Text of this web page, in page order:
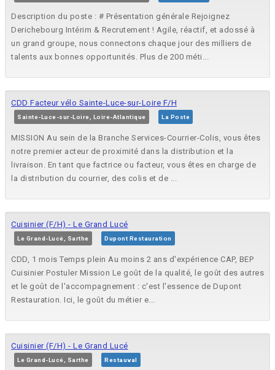
Description du poste : # Présentation générale Rejoignez
Derichebourg Intérim & Recrutement ! Agile, réactif, et adossé à
un grand groupe, nous connectons chaque jour des milliers de
talents aux bonnes opportunités. Plus de 200 méti...
CDD Facteur vélo Sainte-Luce-sur-Loire F/H
Sainte-Luce-sur-Loire, Loire-Atlantique La Poste
MISSION Au sein de la Branche Services-Courrier-Colis, vous êtes
notre premier acteur de proximité dans la distribution et la
livraison. En tant que factrice ou facteur, vous êtes en charge de
la distribution du courrier, des colis et de ...
Cuisinier (F/H) - Le Grand Lucé
Le Grand-Lucé, Sarthe Dupont Restauration
CDD, 1 mois Temps plein Au moins 2 ans d'expérience CAP, BEP
Cuisinier Postuler Mission Le goût de la qualité, le goût des autres
et le goût de l'accompagnement : c'est l'essence de Dupont
Restauration. Ici, le goût du métier e...
Cuisinier (F/H) - Le Grand Lucé
Le Grand-Lucé, Sarthe Restauval